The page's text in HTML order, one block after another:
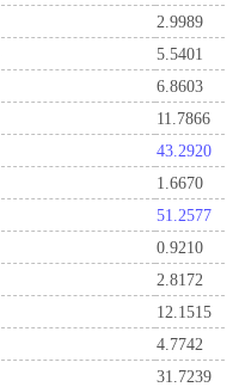
2.9989
5.5401
6.8603
11.7866
43.2920
1.6670
51.2577
0.9210
2.8172
12.1515
4.7742
31.7239